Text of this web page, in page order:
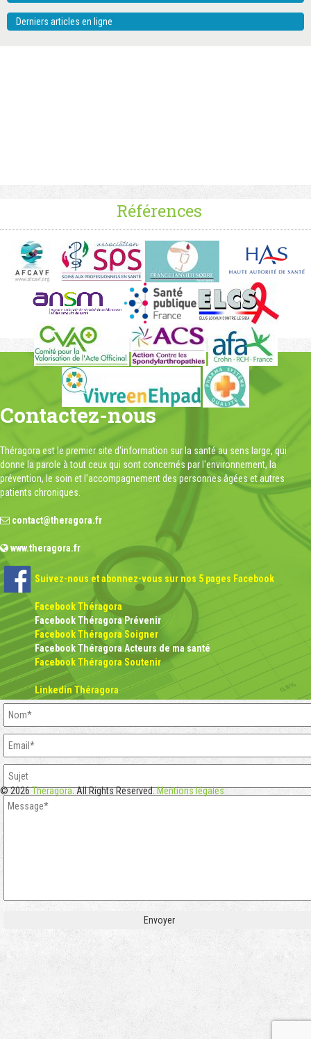
Derniers articles en ligne
Références
Contactez-nous
Théragora est le premier site d'information sur la santé au sens large, qui
donne la parole à tout ceux qui sont concernés par l'environnement, la
prévention, le soin et l'accompagnement des personnes âgées et autres
patients chroniques.
contact@theragora.fr
www.theragora.fr
Suivez-nous et abonnez-vous sur nos 5 pages Facebook
Facebook Théragora
Facebook Théragora Prévenir
Facebook Théragora Soigner
Facebook Théragora Acteurs de ma santé
Facebook Théragora Soutenir
Linkedin Théragora
© 2026Theragora. All Rights Reserved.Mentions légales